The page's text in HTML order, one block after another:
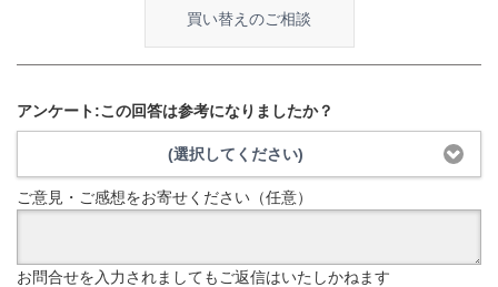
買い替えのご相談
アンケート:この回答は参考になりましたか？
(選択してください)
ご意見・ご感想をお寄せください（任意）
お問合せを入力されましてもご返信はいたしかねます